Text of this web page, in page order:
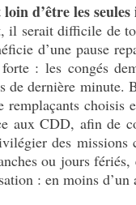
loin d’être les
il serait difficile de
d’une pause
: les congés
de dernière minute.
remplaçants
aux CDD, afin de
des missions
ou jours
: en moins d’un